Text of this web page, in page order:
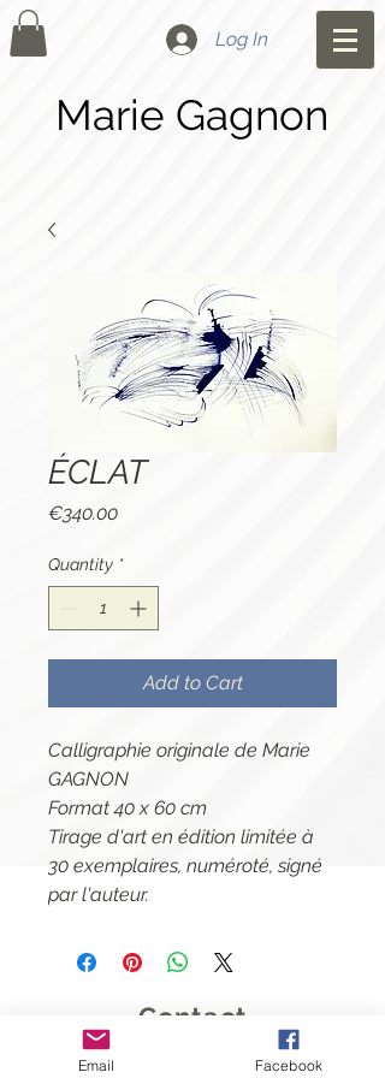
Log In
Marie Gagnon
ÉCLAT
€340.00Price
Quantity *
Add to Cart
Calligraphie originale de Marie
GAGNON
Format 40 x 60 cm
Tirage d'art en édition limitée à
30 exemplaires, numéroté, signé
par l'auteur.
Contact
Email Facebook